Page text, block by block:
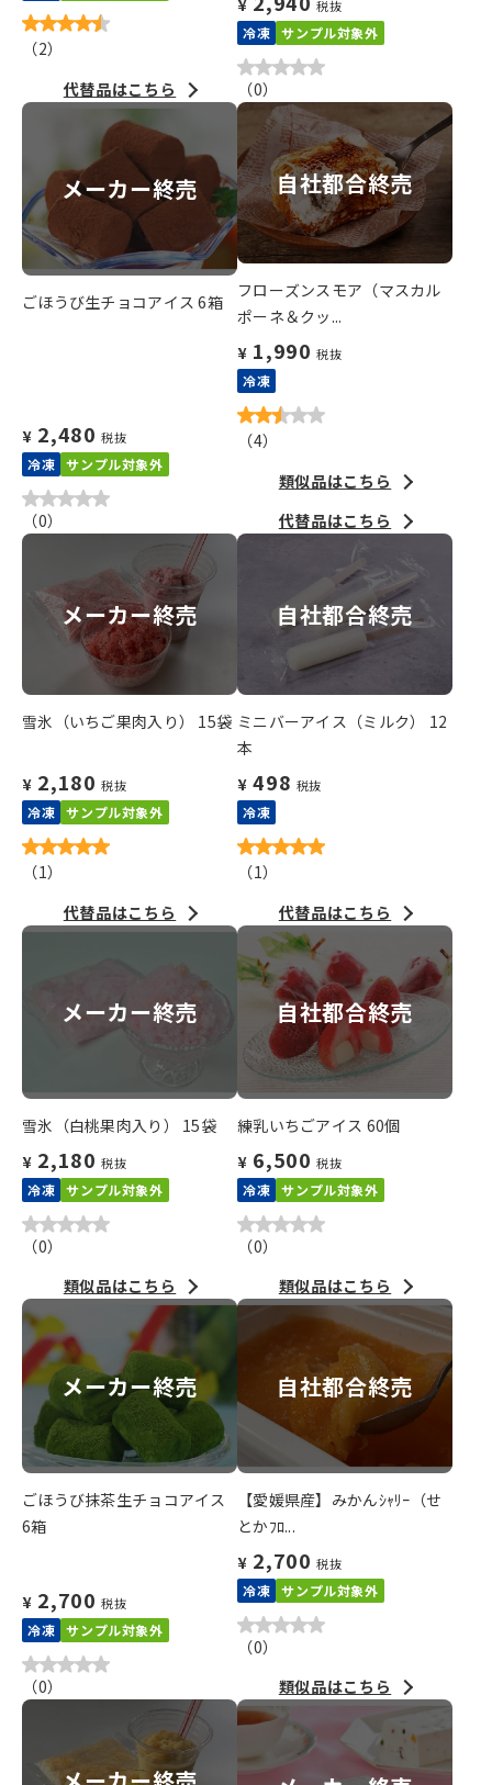
（2）
代替品はこちら
税抜
冷凍 サンプル対象外
（0）
メーカー終売
ごほうび生チョコアイス 6箱
¥ 2,480 税抜
冷凍 サンプル対象外
（0）
自社都合終売
フローズンスモア（マスカル
ポーネ＆クッ...
¥ 1,990 税抜
冷凍
（4）
類似品はこちら
代替品はこちら
メーカー終売
雪氷（いちご果肉入り） 15袋
¥ 2,180 税抜
冷凍 サンプル対象外
（1）
代替品はこちら
自社都合終売
ミニバーアイス（ミルク） 12
本
¥ 498 税抜
冷凍
（1）
代替品はこちら
メーカー終売
雪氷（白桃果肉入り） 15袋
¥ 2,180 税抜
冷凍 サンプル対象外
（0）
類似品はこちら
自社都合終売
練乳いちごアイス 60個
¥ 6,500 税抜
冷凍 サンプル対象外
（0）
類似品はこちら
メーカー終売
ごほうび抹茶生チョコアイス
6箱
¥ 2,700 税抜
冷凍 サンプル対象外
（0）
自社都合終売
【愛媛県産】みかんｼｬﾘｰ（せ
とかﾌﾛ...
¥ 2,700 税抜
冷凍 サンプル対象外
（0）
類似品はこちら